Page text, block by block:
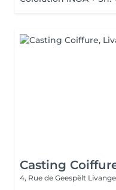
Casting
4, Rue de Geespëlt